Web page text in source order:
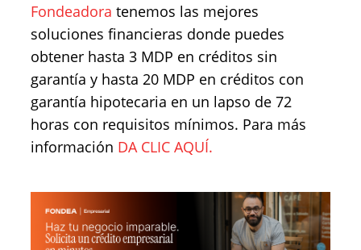
Fondeadora tenemos las mejores
soluciones financieras donde puedes
obtener hasta 3 MDP en créditos sin
garantía y hasta 20 MDP en créditos con
garantía hipotecaria en un lapso de 72
horas con requisitos mínimos. Para más
información DA CLIC AQUÍ.